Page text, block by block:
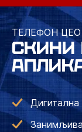
ТЕЛЕФОН
СКИНИ
Дигитална